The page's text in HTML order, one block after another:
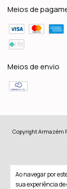
Ao navegar por
sua experiência
Meios de
Meios de envio
Copyright Armazém